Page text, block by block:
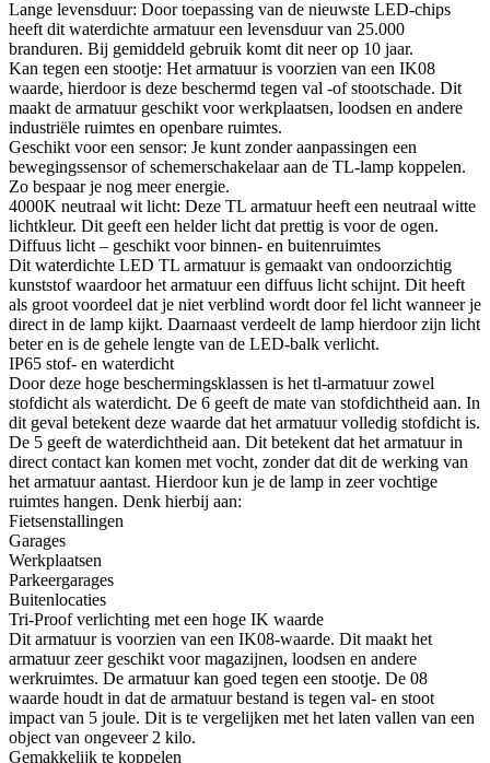
Lange levensduur: Door toepassing van de nieuwste LED-chips
heeft dit waterdichte armatuur een levensduur van 25.000
branduren. Bij gemiddeld gebruik komt dit neer op 10 jaar.
Kan tegen een stootje: Het armatuur is voorzien van een IK08
waarde, hierdoor is deze beschermd tegen val -of stootschade. Dit
maakt de armatuur geschikt voor werkplaatsen, loodsen en andere
industriële ruimtes en openbare ruimtes.
Geschikt voor een sensor: Je kunt zonder aanpassingen een
bewegingssensor of schemerschakelaar aan de TL-lamp koppelen.
Zo bespaar je nog meer energie.
4000K neutraal wit licht: Deze TL armatuur heeft een neutraal witte
lichtkleur. Dit geeft een helder licht dat prettig is voor de ogen.
Diffuus licht – geschikt voor binnen- en buitenruimtes
Dit waterdichte LED TL armatuur is gemaakt van ondoorzichtig
kunststof waardoor het armatuur een diffuus licht schijnt. Dit heeft
als groot voordeel dat je niet verblind wordt door fel licht wanneer je
direct in de lamp kijkt. Daarnaast verdeelt de lamp hierdoor zijn licht
beter en is de gehele lengte van de LED-balk verlicht.
IP65 stof- en waterdicht
Door deze hoge beschermingsklassen is het tl-armatuur zowel
stofdicht als waterdicht. De 6 geeft de mate van stofdichtheid aan. In
dit geval betekent deze waarde dat het armatuur volledig stofdicht is.
De 5 geeft de waterdichtheid aan. Dit betekent dat het armatuur in
direct contact kan komen met vocht, zonder dat dit de werking van
het armatuur aantast. Hierdoor kun je de lamp in zeer vochtige
ruimtes hangen. Denk hierbij aan:
Fietsenstallingen
Garages
Werkplaatsen
Parkeergarages
Buitenlocaties
Tri-Proof verlichting met een hoge IK waarde
Dit armatuur is voorzien van een IK08-waarde. Dit maakt het
armatuur zeer geschikt voor magazijnen, loodsen en andere
werkruimtes. De armatuur kan goed tegen een stootje. De 08
waarde houdt in dat de armatuur bestand is tegen val- en stoot
impact van 5 joule. Dit is te vergelijken met het laten vallen van een
object van ongeveer 2 kilo.
Gemakkelijk te koppelen